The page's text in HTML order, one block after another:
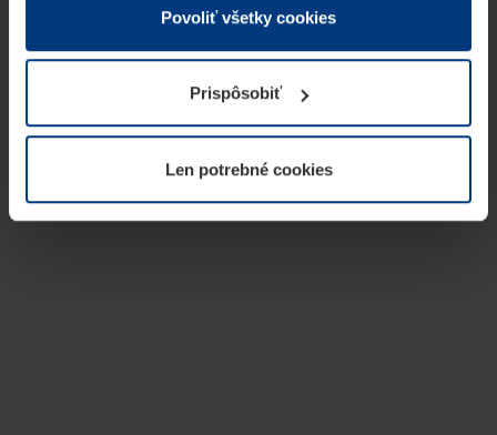
Z právneho hľadiska môžeme cookies ukladať na Vašom
prevádzku tejto stránky. Pre všetky ostatné typy cookie
potrebujeme Vaše povolenie. Vaše povolenie môžete
kedykoľvek zmeniť alebo odvolať vo vysvetlení cookie
našej webovej stránky.
Povoliť všetky cookies
Prispôsobiť
Len potrebné cookies